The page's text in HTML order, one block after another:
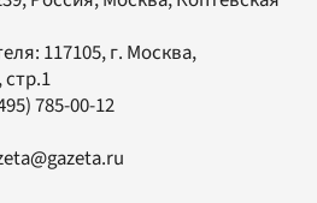
117105, г. Москва,
785-00-12